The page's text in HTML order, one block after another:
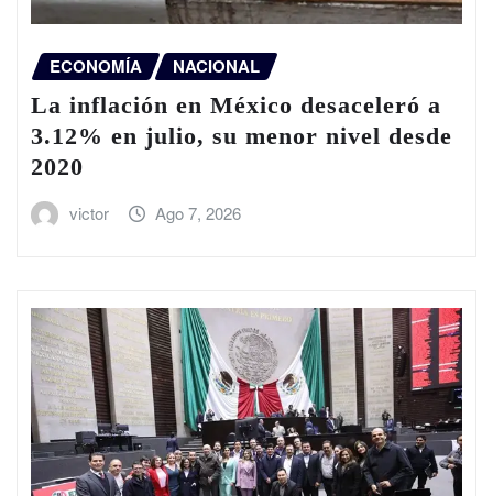
ECONOMÍA NACIONAL
La inflación en México desaceleró a
3.12% en julio, su menor nivel desde
2020
victor Ago 7, 2026